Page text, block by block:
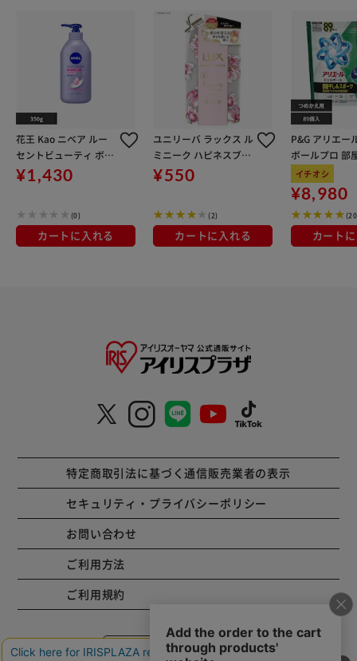
花王 Kao ニベア ルー
セントビューティ ボデ
ィミルク ディープモイ
スチャー 350g
¥1,430
(0)
カートに入れる
ユニリーバ ラックス ル
ミニーク ハピネスブル
ーム トリートメント つ
¥550
(2)
カートに入れる
P&G アリエー
ボールプロ 部
つめかえ テラ
サイズ 89個入
ト
イチオシ
¥8,980
カート
特定商取引法に基づく通信販売業者の表示
セキュリティ・プライバシーポリシー
お問い合わせ
ご利用方法
ご利用規約
コーポレートサイト